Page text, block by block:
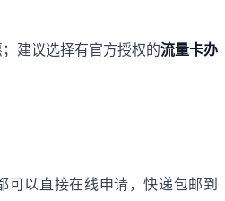
建议选择有官方授权的流量卡办
可以直接在线申请，快递包邮到